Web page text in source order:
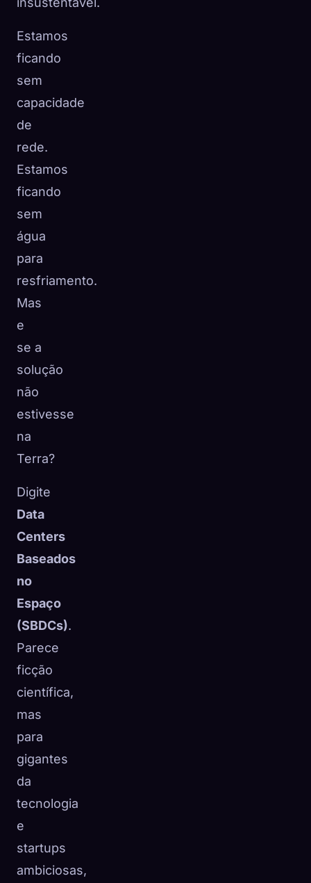
Estamos
ficando
sem
capacidade
de
rede.
Estamos
ficando
sem
água
para
resfriamento.
Mas
e
se a
solução
não
estivesse
na
Terra?
Digite
Data
Centers
Baseados
no
Espaço
(SBDCs).
Parece
ficção
científica,
mas
para
gigantes
da
tecnologia
e
startups
ambiciosas,